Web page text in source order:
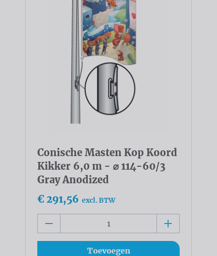
Conische Masten Kop Koord
Kikker 6,0 m - ⌀ 114-60/3
Gray Anodized
€ 291,56 excl. BTW
Toevoegen